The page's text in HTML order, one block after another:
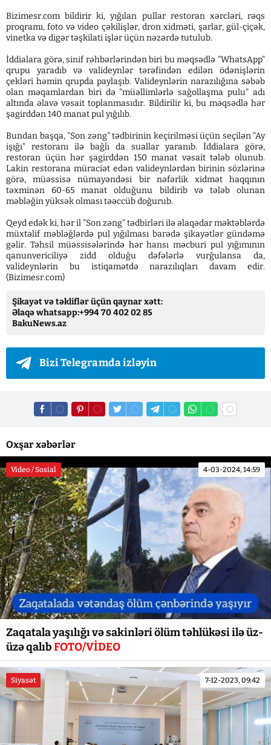
Bizimesr.com bildirir ki, yığılan pullar restoran xərcləri, rəqs
proqramı, foto və video çəkilişlər, dron xidməti, şarlar, gül-çiçək,
vinetka və digər təşkilati işlər üçün nəzərdə tutulub.
İddialara görə, sinif rəhbərlərindən biri bu məqsədlə "WhatsApp"
qrupu yaradıb və valideynlər tərəfindən edilən ödənişlərin
çekləri həmin qrupda paylaşıb. Valideynlərin narazılığına səbəb
olan məqamlardan biri də "müəllimlərlə sağollaşma pulu" adı
altında əlavə vəsait toplanmasıdır. Bildirilir ki, bu məqsədlə hər
şagirddən 140 manat pul yığılıb.
Bundan başqa, "Son zəng" tədbirinin keçirilməsi üçün seçilən "Ay
işığı" restoranı ilə bağlı da suallar yaranıb. İddialara görə,
restoran üçün hər şagirddən 150 manat vəsait tələb olunub.
Lakin restorana müraciət edən valideynlərdən birinin sözlərinə
görə, müəssisə nümayəndəsi bir nəfərlik xidmət haqqının
təxminən 60-65 manat olduğunu bildirib və tələb olunan
məbləğin yüksək olması təəccüb doğurub.
Qeyd edək ki, hər il "Son zəng" tədbirləri ilə əlaqədar məktəblərdə
müxtəlif məbləğlərdə pul yığılması barədə şikayətlər gündəmə
gəlir. Təhsil müəssisələrində hər hansı məcburi pul yığımının
qanunvericiliyə zidd olduğu dəfələrlə vurğulansa da,
valideynlərin bu istiqamətdə narazılıqları davam edir.
(Bizimesr.com)
Şikayət və təkliflər üçün qaynar xətt:
Əlaqə whatsapp:+994 70 402 02 85
BakuNews.az
Bizi Telegramda izləyin
Oxşar xəbərlər
Video / Sosial 4-03-2024, 14:59
Zaqatala yaşılığı və sakinləri ölüm təhlükəsi ilə üz-
üzə qalıbFOTO/VİDEO
Siyasət 7-12-2023, 09:42